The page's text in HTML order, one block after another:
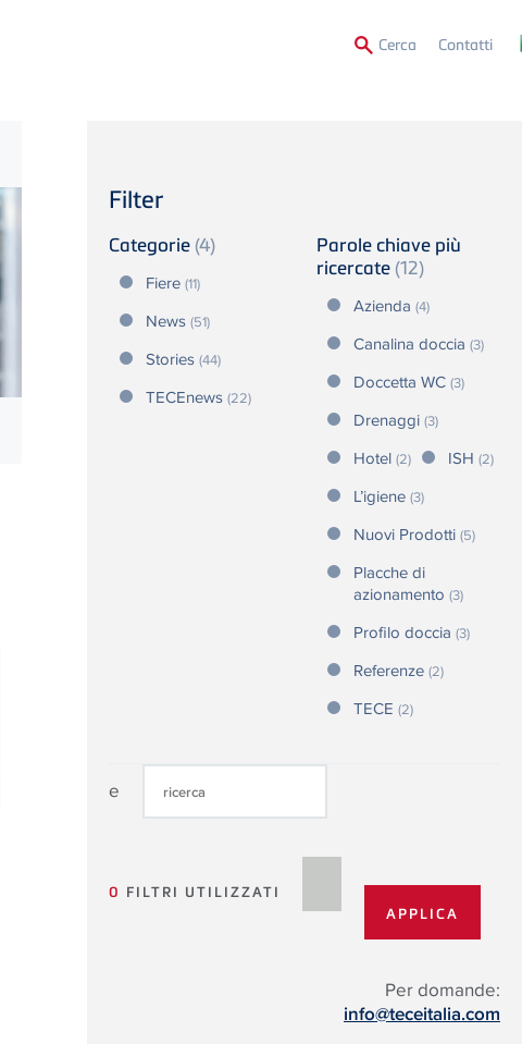
Cerca Contatti
Filter
Categorie (4)
Fiere (11)
News (51)
Stories (44)
TECEnews (22)
Parole chiave più
ricercate (12)
Azienda (4)
Canalina doccia (3)
Doccetta WC (3)
Drenaggi (3)
Hotel (2) ISH (2)
L’igiene (3)
Nuovi Prodotti (5)
Placche di
azionamento (3)
Profilo doccia (3)
Referenze (2)
TECE (2)
e
0 FILTRI UTILIZZATI
Per domande:
info@teceitalia.com